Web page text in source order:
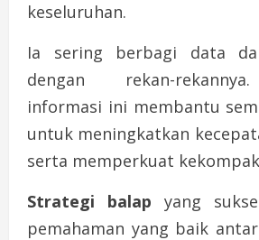
keseluruhan.
Ia sering berbagi data
dengan rekan-
informasi ini membantu
untuk meningkatkan
serta memperkuat
Strategi balap yang
pemahaman yang baik